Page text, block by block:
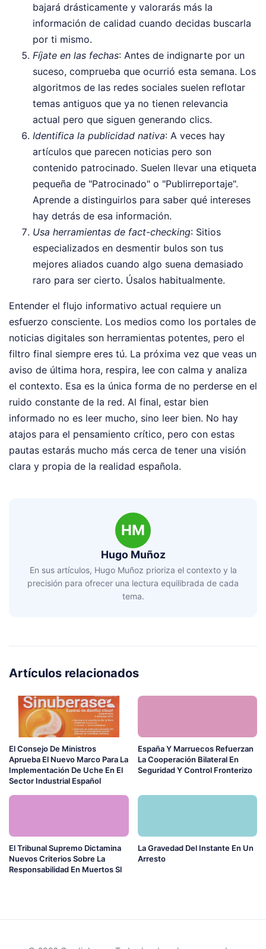
bajará drásticamente y valorarás más la
información de calidad cuando decidas buscarla
por ti mismo.
Fíjate en las fechas: Antes de indignarte por un
suceso, comprueba que ocurrió esta semana. Los
algoritmos de las redes sociales suelen reflotar
temas antiguos que ya no tienen relevancia
actual pero que siguen generando clics.
Identifica la publicidad nativa: A veces hay
artículos que parecen noticias pero son
contenido patrocinado. Suelen llevar una etiqueta
pequeña de "Patrocinado" o "Publirreportaje".
Aprende a distinguirlos para saber qué intereses
hay detrás de esa información.
Usa herramientas de fact-checking: Sitios
especializados en desmentir bulos son tus
mejores aliados cuando algo suena demasiado
raro para ser cierto. Úsalos habitualmente.
Entender el flujo informativo actual requiere un
esfuerzo consciente. Los medios como los portales de
noticias digitales son herramientas potentes, pero el
filtro final siempre eres tú. La próxima vez que veas un
aviso de última hora, respira, lee con calma y analiza
el contexto. Esa es la única forma de no perderse en el
ruido constante de la red. Al final, estar bien
informado no es leer mucho, sino leer bien. No hay
atajos para el pensamiento crítico, pero con estas
pautas estarás mucho más cerca de tener una visión
clara y propia de la realidad española.
HM
Hugo Muñoz
En sus artículos, Hugo Muñoz prioriza el contexto y la
precisión para ofrecer una lectura equilibrada de cada
tema.
Artículos relacionados
El Consejo De Ministros
Aprueba El Nuevo Marco Para La
Implementación De Uche En El
Sector Industrial Español
España Y Marruecos Refuerzan
La Cooperación Bilateral En
Seguridad Y Control Fronterizo
El Tribunal Supremo Dictamina
Nuevos Criterios Sobre La
Responsabilidad En Muertos Sl
La Gravedad Del Instante En Un
Arresto